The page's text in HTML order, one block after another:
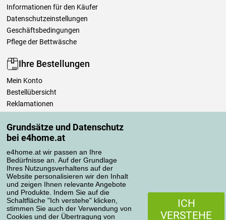
Grundsätze und Datenschutz
bei e4home.at
e4home.at wir passen an Ihre
Bedürfnisse an. Auf der Grundlage
Ihres Nutzungsverhaltens auf der
Website personalisieren wir den Inhalt
und zeigen Ihnen relevante Angebote
und Produkte. Indem Sie auf die
Schaltfläche "Ich verstehe" klicken,
stimmen Sie auch der Verwendung von
Cookies und der Übertragung von
ICH
VERSTEHE
Informationen für den Käufer
Datenschutzeinstellungen
Geschäftsbedingungen
Pflege der Bettwäsche
Ihre Bestellungen
Mein Konto
Bestellübersicht
Reklamationen
Einfach mehr wissen
Richtlinien zur Verarbeitung von Bewertungen
Transportarten
Zahlungsmethoden